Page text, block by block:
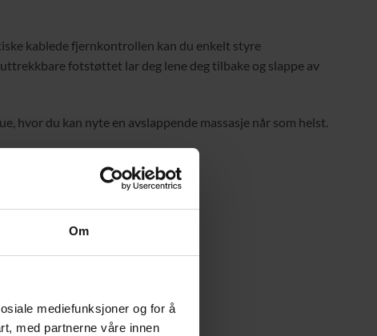
Om
mediefunksjoner og for å
med partnerne våre innen
kablede fjernkontrollen kan du enkelt styre
fotstøttet lar deg lene deg tilbake og slappe av
hvor du kan nyte en avslappende massasje når som helst.